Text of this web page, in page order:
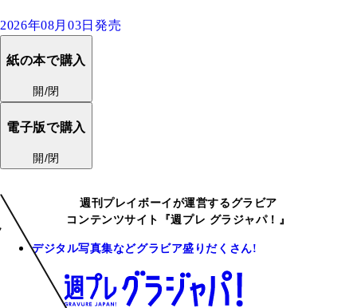
2026年08月03日発売
紙の本で購入
開/閉
電子版で購入
開/閉
週刊プレイボーイが運営するグラビア
コンテンツサイト『週プレ グラジャパ！』
デジタル写真集などグラビア盛りだくさん!